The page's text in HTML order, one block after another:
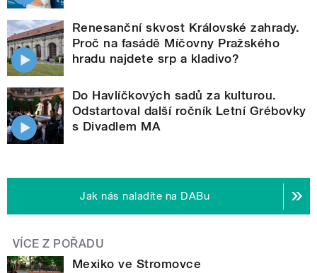
Renesanční skvost Královské zahrady.
Proč na fasádě Míčovny Pražského
hradu najdete srp a kladivo?
Do Havlíčkových sadů za kulturou.
Odstartoval další ročník Letní Grébovky
s Divadlem MA
Jak nás naladíte na DABu
VÍCE Z POŘADU
Mexiko ve Stromovce